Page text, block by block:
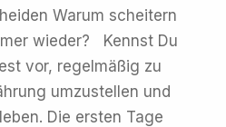
Warum scheitern
wieder? Kennst Du
vor, regelmäßig zu
umzustellen und
Die ersten Tage